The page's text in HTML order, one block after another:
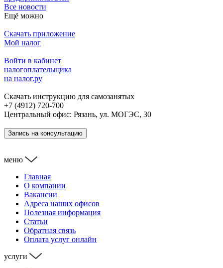
Все новости
Ещё можно
Скачать приложение
Мой налог
Войти в кабинет
налогоплательщика
на налог.ру
Скачать инструкцию для самозанятых
+7 (4912) 720-700
Центральный офис: Рязань, ул. МОГЭС, 30
Запись на консультацию
меню
Главная
О компании
Вакансии
Адреса наших офисов
Полезная информация
Статьи
Обратная связь
Оплата услуг онлайн
услуги